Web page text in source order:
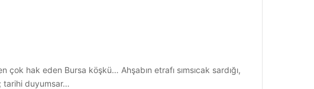
çok hak eden Bursa köşkü… Ahşabın etrafı sımsıcak sardığı,
tarihi duyumsar…